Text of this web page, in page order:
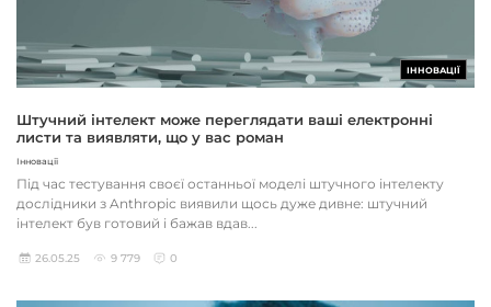
ІННОВАЦІЇ
Штучний інтелект може переглядати ваші електронні
листи та виявляти, що у вас роман
Інновації
Під час тестування своєї останньої моделі штучного інтелекту
дослідники з Anthropic виявили щось дуже дивне: штучний
інтелект був готовий і бажав вдав...
26.05.25 9 779 0